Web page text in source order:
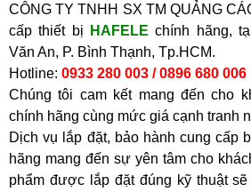
CÔNG TY TNHH SX TM QUẢNG
cấp thiết bị
HAFELE chính hãng,
Văn An, P. Bình Thạnh, Tp.HCM.
Hotline: 0933 280 003 / 0896 680 006
Chúng tôi cam kết mang đến cho
chính hãng cùng mức giá cạnh tranh
Dịch vụ lắp đặt, bảo hành cung cấp
hãng mang đến sự yên tâm cho
phẩm được lắp đặt đúng kỹ thuật